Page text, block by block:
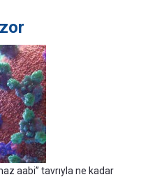
aabi” tavrıyla ne kadar